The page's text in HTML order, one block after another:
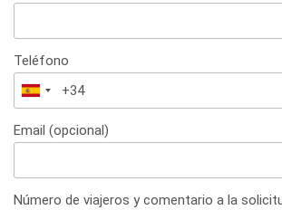
Teléfono
España
+34
Email (opcional)
Número de viajeros y comentario a la